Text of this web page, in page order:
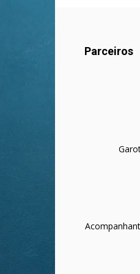
Parceiros